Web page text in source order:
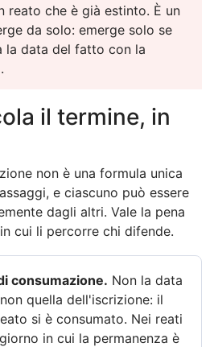
reato che è già estinto. È un
da solo: emerge solo se
la data del fatto con la
il termine, in
non è una formula unica
e ciascuno può essere
dagli altri. Vale la pena
cui li percorre chi difende.
consumazione. Non la data
quella dell'iscrizione: il
si è consumato. Nei reati
in cui la permanenza è